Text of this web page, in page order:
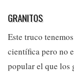
GRANITOS
Este truco
científica pero no
popular el que los